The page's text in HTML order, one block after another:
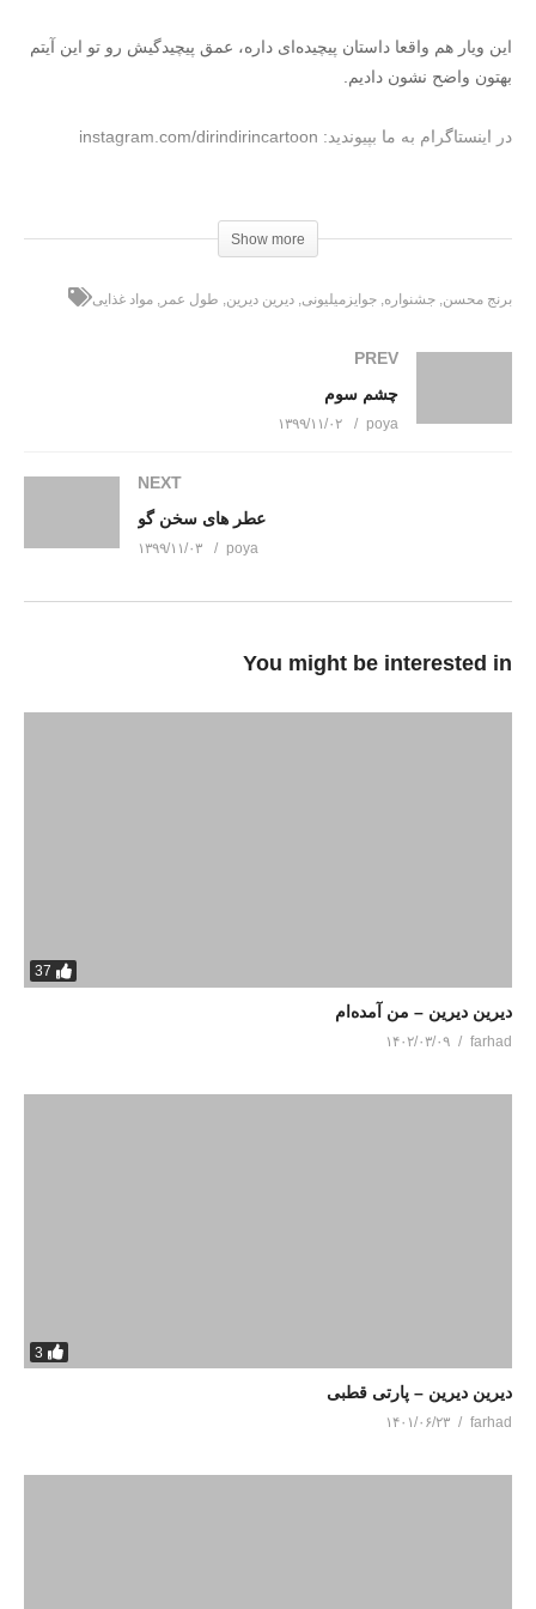
این ویار هم واقعا داستان پیچیده‌ای داره، عمق پیچیدگیش رو تو این آیتم
بهتون واضح نشون دادیم.
در اینستاگرام به ما بپیوندید: instagram.com/dirindirincartoon
بـرای دانلود کـلیـــک کنـیـد Show more
برنج محسن جشنواره جوایزمیلیونی دیرین دیرین طول عمر مواد غذایی
PREV
چشم سوم
poya ۱۳۹۹/۱۱/۰۲
NEXT
عطر های سخن گو
poya ۱۳۹۹/۱۱/۰۳
You might be interested in
37
دیرین دیرین – من آمده‌ام
farhad ۱۴۰۲/۰۳/۰۹
3
دیرین دیرین – پارتی قطبی
farhad ۱۴۰۱/۰۶/۲۳